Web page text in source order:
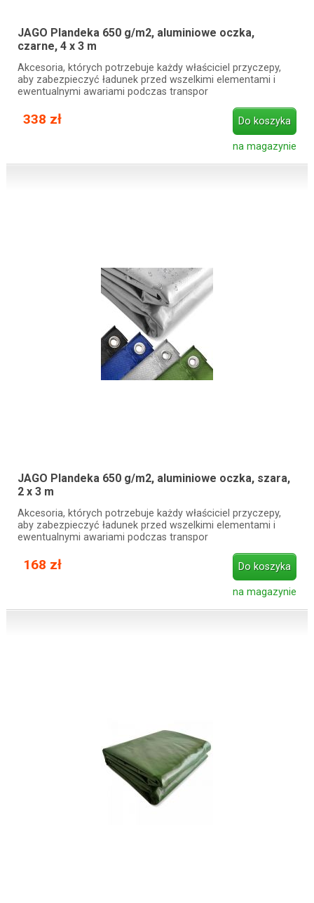
JAGO Plandeka 650 g/m2, aluminiowe oczka,
czarne, 4 x 3 m
Akcesoria, których potrzebuje każdy właściciel przyczepy,
aby zabezpieczyć ładunek przed wszelkimi elementami i
ewentualnymi awariami podczas transpor
338 zł Do koszyka
na magazynie
JAGO Plandeka 650 g/m2, aluminiowe oczka, szara,
2 x 3 m
Akcesoria, których potrzebuje każdy właściciel przyczepy,
aby zabezpieczyć ładunek przed wszelkimi elementami i
ewentualnymi awariami podczas transpor
168 zł Do koszyka
na magazynie